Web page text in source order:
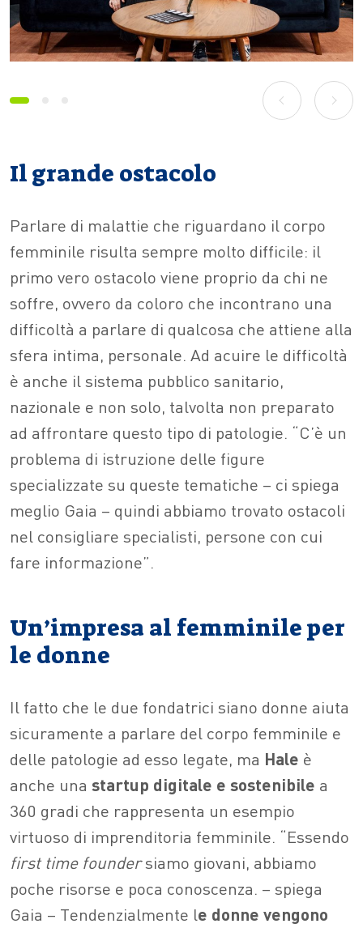
prev next
Il grande ostacolo
Parlare di malattie che riguardano il corpo
femminile risulta sempre molto difficile: il
primo vero ostacolo viene proprio da chi ne
soffre, ovvero da coloro che incontrano una
difficoltà a parlare di qualcosa che attiene alla
sfera intima, personale. Ad acuire le difficoltà
è anche il sistema pubblico sanitario,
nazionale e non solo, talvolta non preparato
ad affrontare questo tipo di patologie. “C’è un
problema di istruzione delle figure
specializzate su queste tematiche – ci spiega
meglio Gaia – quindi abbiamo trovato ostacoli
nel consigliare specialisti, persone con cui
fare informazione”.
Un’impresa al femminile per
le donne
Il fatto che le due fondatrici siano donne aiuta
sicuramente a parlare del corpo femminile e
delle patologie ad esso legate, ma Hale è
anche una startup digitale e sostenibile a
360 gradi che rappresenta un esempio
virtuoso di imprenditoria femminile. “Essendo
first time foundersiamo giovani, abbiamo
poche risorse e poca conoscenza. – spiega
Gaia – Tendenzialmente le donne vengono